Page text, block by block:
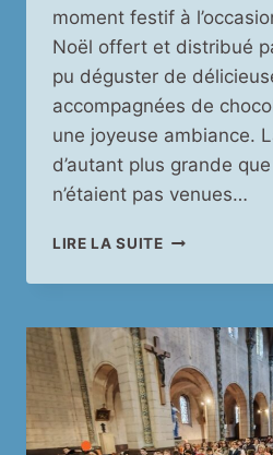
moment festif à
Noël offert et distribué
pu déguster de
accompagnées de
une joyeuse ambiance.
d’autant plus grande
n’étaient pas venues…
LIRE LA SUITELE
DE